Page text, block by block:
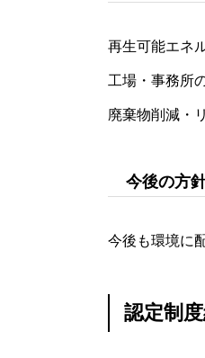
再生可能エネ
工場・事務所
廃棄物削減・
今後の方
今後も環境に
認定制